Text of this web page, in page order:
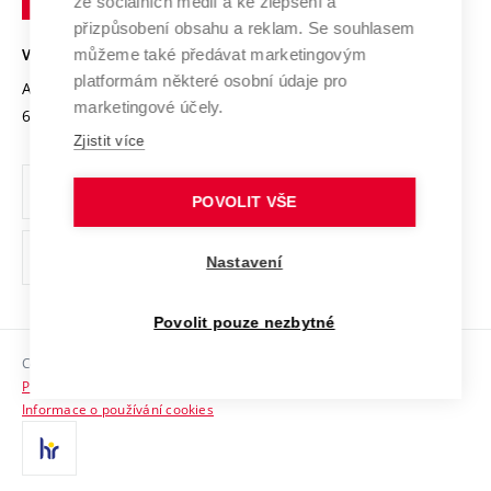
Open Science
Projekty
Projekty ze strukturálních fondů
Specifický výzkum
Univerzitní sítě
Bezpečná univerzita
Vyznamenání
Organizační struktura
Ochrana osobních údajů
odkaz)
Sociální bezpečí
HR Award
Kontakty
VYSOKÉ UČENÍ TECHNICKÉ V BRNĚ
Antonínská 548/1
602 00 Brno
www.vut.cz
vut@vutbr.cz
Copyright © 2026 VUT
Prohlášení o přístupnosti
Informace o používání cookies
přizpůsobení obsahu a reklam. Se souhlasem
můžeme také předávat marketingovým
platformám některé osobní údaje pro
marketingové účely.
Zjistit více
POVOLIT VŠE
Nastavení
Povolit pouze nezbytné